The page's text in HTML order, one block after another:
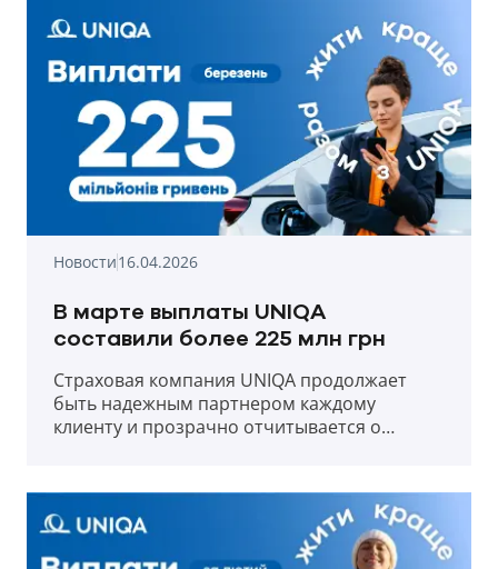
Новости16.04.2026
В марте выплаты UNIQA
составили более 225 млн грн
Страховая компания UNIQA продолжает
быть надежным партнером каждому
клиенту и прозрачно отчитывается о